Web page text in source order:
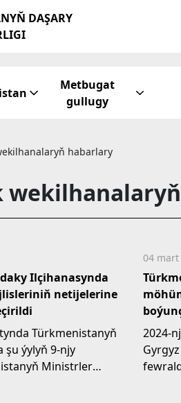
DAŞARY
Metbugat
gullugy
habarlary
Ilçihanasynda
netijelerine
Türkmenistanyň
şu ýylyň 9-njy
Ministrler
04 mart
2024-